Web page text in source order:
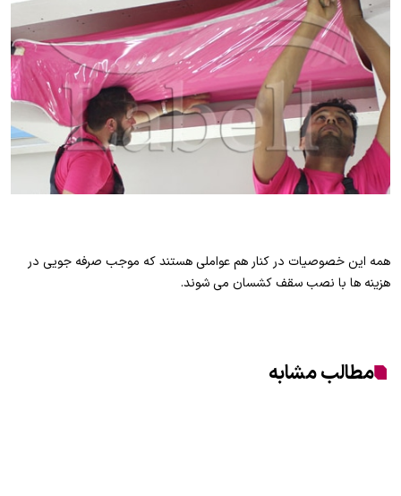
همه این خصوصیات در کنار هم عواملی هستند که موجب صرفه جویی در
هزینه ها با نصب سقف کشسان می شوند.
مطالب مشابه